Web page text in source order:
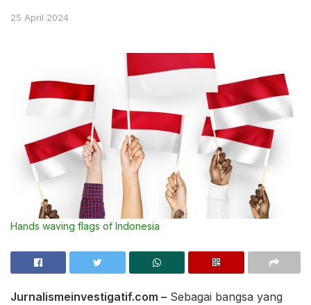
25 April 2024
Hands waving flags of Indonesia
Jurnalismeinvestigatif.com – Sebagai bangsa yang